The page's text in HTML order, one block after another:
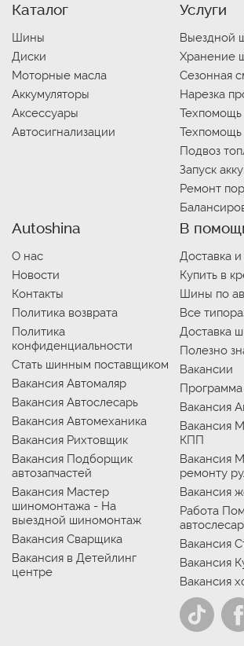
Каталог
Шины
Диски
Моторные масла
Аккумуляторы
Аксессуары
Автосигнализации
Услуги
Выездной
Хранение
Сезонная
Нарезка
Техпомощь
Техпомощь
Подвоз
Запуск
Ремонт
Autoshina
О нас
Новости
Контакты
Политика возврата
Политика
конфиденциальности
Стать шинным поставщиком
Вакансия Автомаляр
Вакансия Автослесарь
Вакансия Автомеханика
Вакансия Рихтовщик
Вакансия Подборщик
автозапчастей
Вакансия Мастер
шиномонтажа - На
выездной шиномонтаж
Вакансия Сварщика
Вакансия в Детейлинг
центре
В
Доставка и
Купить в
Шины по
Все
Доставка
Полезно
Вакансии
Программа
Вакансия
Вакансия
КПП
Вакансия
ремонту
Вакансия
Работа
Вакансия
Вакансия
Вакансия